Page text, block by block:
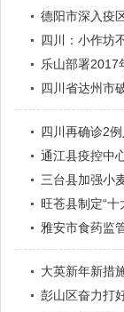
德阳市深入疫
四川：小作坊
乐山部署2017
四川省达州市
四川再确诊2
通江县疫控中
三台县加强小
旺苍县制定“
雅安市食药监
大英新年新措
彭山区奋力打